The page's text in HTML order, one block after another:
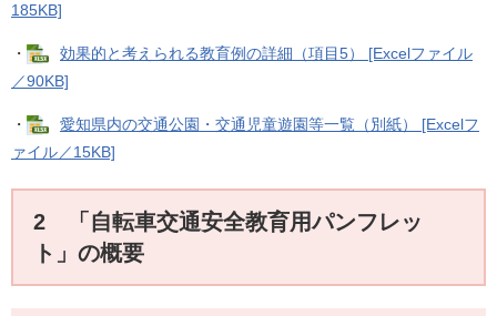
185KB]
・
効果的と考えられる教育例の詳細（項目5） [Excelファイル
／90KB]
・
愛知県内の交通公園・交通児童遊園等一覧（別紙） [Excelフ
ァイル／15KB]
2 「自転車交通安全教育用パンフレッ
ト」の概要